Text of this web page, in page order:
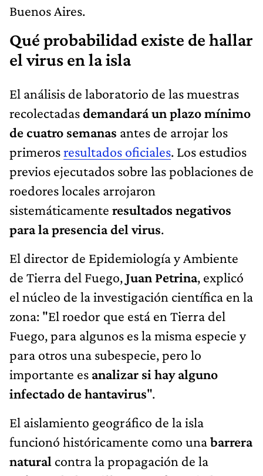
Buenos Aires.
Qué probabilidad existe de hallar
el virus en la isla
El análisis de laboratorio de las muestras
recolectadasdemandará un plazo mínimo
de cuatro semanas antes de arrojar los
primerosresultados oficiales. Los estudios
previos ejecutados sobre las poblaciones de
roedores locales arrojaron
sistemáticamente resultados negativos
para la presencia del virus.
El director de Epidemiología y Ambiente
de Tierra del Fuego,Juan Petrina, explicó
el núcleo de la investigación científica en la
zona: "El roedor que está en Tierra del
Fuego, para algunos es la misma especie y
para otros una subespecie, pero lo
importante es analizar si hay alguno
infectadode hantavirus".
El aislamiento geográfico de la isla
funcionó históricamente como unabarrera
natural contra la propagación de la